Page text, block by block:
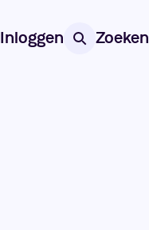
Inloggen Zoeken